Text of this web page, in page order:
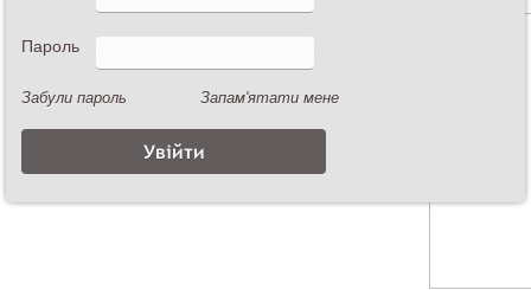
Пароль
Забули пароль Запам'ятати мене